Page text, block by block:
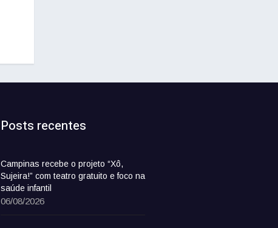
Posts recentes
Campinas recebe o projeto “Xô,
Sujeira!” com teatro gratuito e foco na
saúde infantil
06/08/2026